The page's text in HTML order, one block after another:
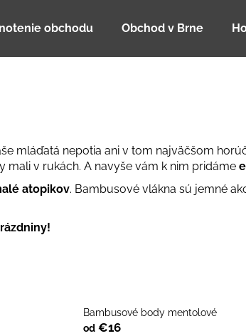
obchodu Obchod v Brne
mláďatá nepotia ani v tom najväčšom
v rukách. A navyše vám k nim pridáme
atopikov. Bambusové vlákna sú jemné
Bambusové body mentolové
od€16
Odporúčame
DETSKÁ LETNÁ ČIAPKA S UV 30